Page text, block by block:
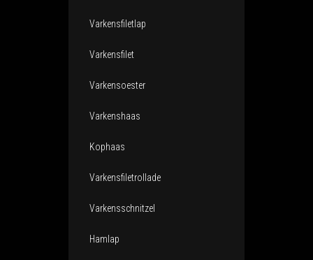
Varkensfiletlap
Varkensfilet
Varkensoester
Varkenshaas
Kophaas
Varkensfiletrollade
Varkensschnitzel
Hamlap